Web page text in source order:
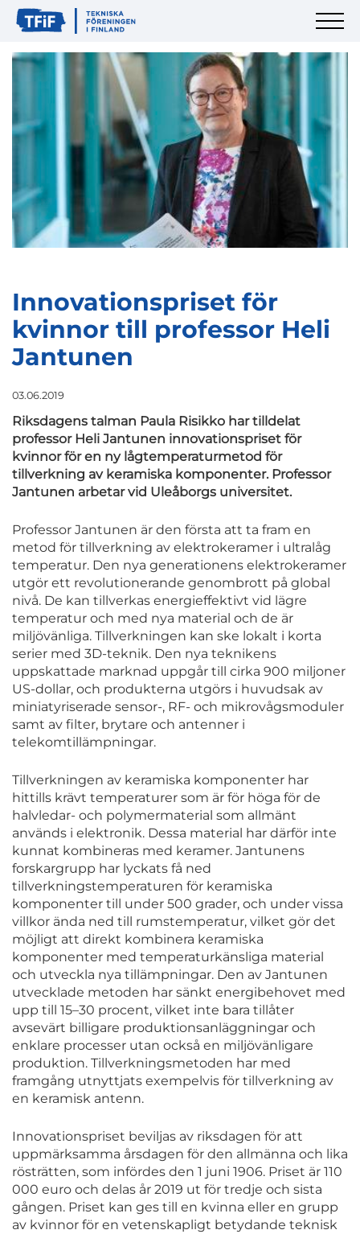
Innovationspriset för
kvinnor till professor Heli
Jantunen
03.06.2019
Riksdagens talman Paula Risikko har tilldelat
professor Heli Jantunen innovationspriset för
kvinnor för en ny lågtemperaturmetod för
tillverkning av keramiska komponenter. Professor
Jantunen arbetar vid Uleåborgs universitet.
Professor Jantunen är den första att ta fram en
metod för tillverkning av elektrokeramer i ultralåg
temperatur. Den nya generationens elektrokeramer
utgör ett revolutionerande genombrott på global
nivå. De kan tillverkas energieffektivt vid lägre
temperatur och med nya material och de är
miljövänliga. Tillverkningen kan ske lokalt i korta
serier med 3D-teknik. Den nya teknikens
uppskattade marknad uppgår till cirka 900 miljoner
US-dollar, och produkterna utgörs i huvudsak av
miniatyriserade sensor-, RF- och mikrovågsmoduler
samt av filter, brytare och antenner i
telekomtillämpningar.
Tillverkningen av keramiska komponenter har
hittills krävt temperaturer som är för höga för de
halvledar- och polymermaterial som allmänt
används i elektronik. Dessa material har därför inte
kunnat kombineras med keramer. Jantunens
forskargrupp har lyckats få ned
tillverkningstemperaturen för keramiska
komponenter till under 500 grader, och under vissa
villkor ända ned till rumstemperatur, vilket gör det
möjligt att direkt kombinera keramiska
komponenter med temperaturkänsliga material
och utveckla nya tillämpningar. Den av Jantunen
utvecklade metoden har sänkt energibehovet med
upp till 15–30 procent, vilket inte bara tillåter
avsevärt billigare produktionsanläggningar och
enklare processer utan också en miljövänligare
produktion. Tillverkningsmetoden har med
framgång utnyttjats exempelvis för tillverkning av
en keramisk antenn.
Innovationspriset beviljas av riksdagen för att
uppmärksamma årsdagen för den allmänna och lika
rösträtten, som infördes den 1 juni 1906. Priset är 110
000 euro och delas år 2019 ut för tredje och sista
gången. Priset kan ges till en kvinna eller en grupp
av kvinnor för en vetenskapligt betydande teknisk